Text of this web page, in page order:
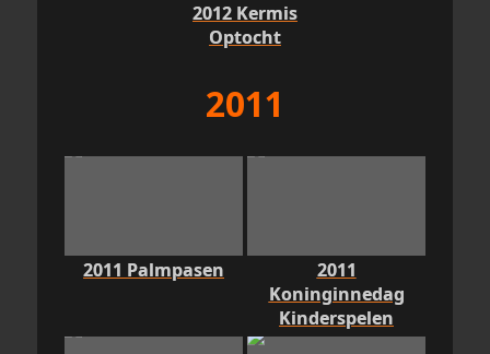
2012 Kermis
Optocht
2011
2011 Palmpasen
2011
Koninginnedag
Kinderspelen